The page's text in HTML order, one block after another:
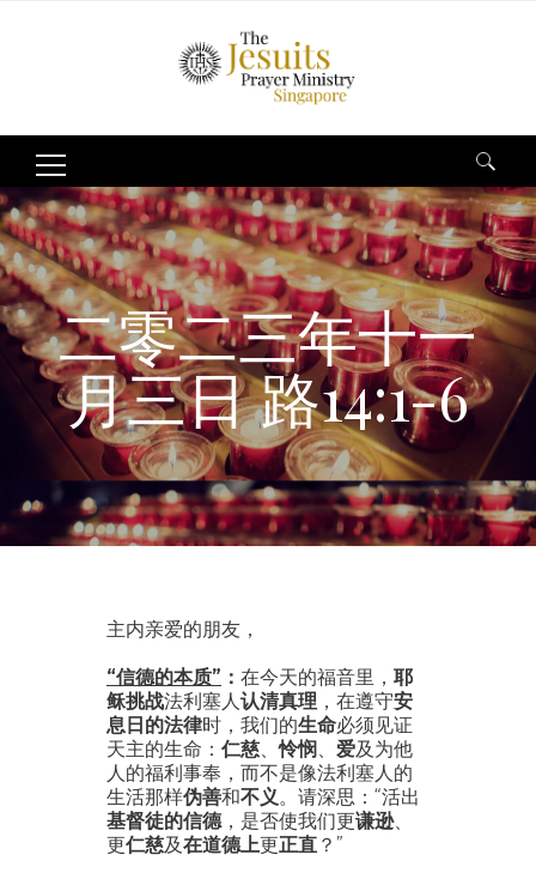
Search
for:
二零二三年十一
月三日 路14:1-6
主内亲爱的朋友，
“信德的本质” ： 在今天的福音里， 耶
稣挑战法利塞人认清真理 ，在遵守安
息日的法律时，我们的生命必须见证
天主的生命： 仁慈、怜悯、 爱及为他
人的福利事奉，而不是像法利塞人的
生活那样伪善和不义。请深思：“活出
基督徒的信德，是否使我们更谦逊、
更仁慈及在道德上更正直 ？”